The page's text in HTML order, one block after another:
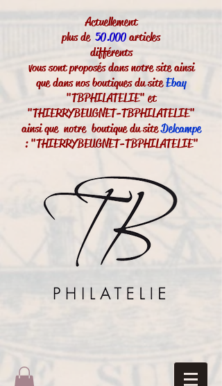
Actuellement
plus de50.000articles
différents
vous sont proposés dans notre site ainsi
que dans nos boutiques du siteEbay
"TBPHILATELIE" et
"THIERRYBEUGNET-TBPHILATELIE"
ainsi que notre boutique du siteDelcampe
: "THIERRYBEUGNET-TBPHILATELIE"